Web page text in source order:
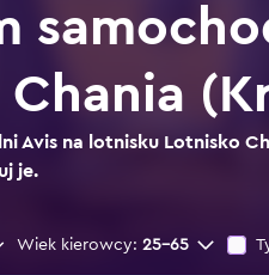
Avis na lotnisku Lotnisko
je.
Wiek kierowcy: 25-65